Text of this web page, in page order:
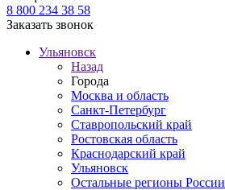
8 800 234 38 58
Заказать звонок
Ульяновск
Назад
Города
Москва и область
Санкт-Петербург
Ставропольский край
Ростовская область
Краснодарский край
Ульяновск
Остальные регионы России